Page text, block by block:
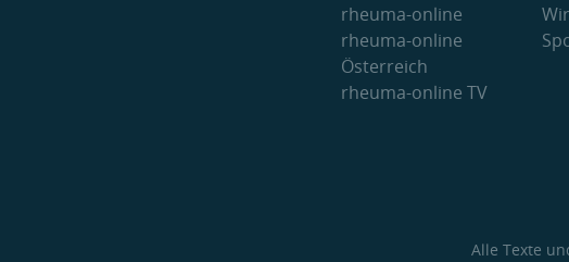
rheuma-online
rheuma-online
Österreich
rheuma-online TV
Alle Texte